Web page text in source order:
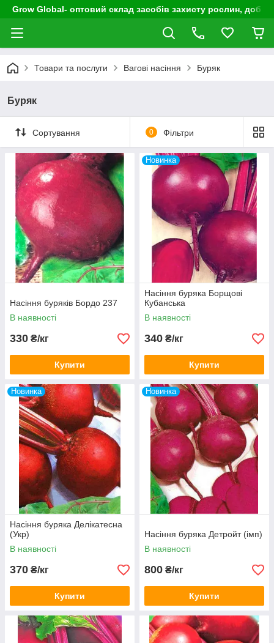
Grow Global- оптовий склад засобів захисту рослин,
Товари та послуги Вагові насіння Буряк
Буряк
Сортування 0 Фільтри
Насіння буряків Бордо 237
В наявності
330 ₴/кг
Купити
Новинка
Насіння буряка Борщові
Кубанська
В наявності
340 ₴/кг
Купити
Новинка
Насіння буряка Делікатесна
(Укр)
В наявності
370 ₴/кг
Купити
Новинка
Насіння буряка Детройт (імп)
В наявності
800 ₴/кг
Купити